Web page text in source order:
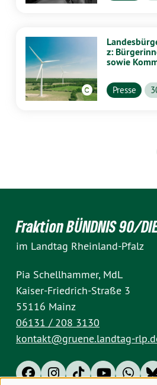
z:
sowie
profitieren
Presse
Fraktion BÜNDNIS 90/
im Landtag Rheinland-Pfalz
Pia Schellhammer, MdL
Kaiser-Friedrich-Straße 3
55116 Mainz
06131 / 208 3130
kontakt@gruene.landtag-